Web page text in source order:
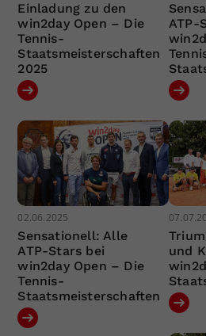
Einladung zu den
win2day Open – Die
Tennis-
Staatsmeisterschaften
2025
ATP-
02.06.2025
Sensationell: Alle
ATP-Stars bei
win2day Open – Die
Tennis-
Staatsmeisterschaften
und